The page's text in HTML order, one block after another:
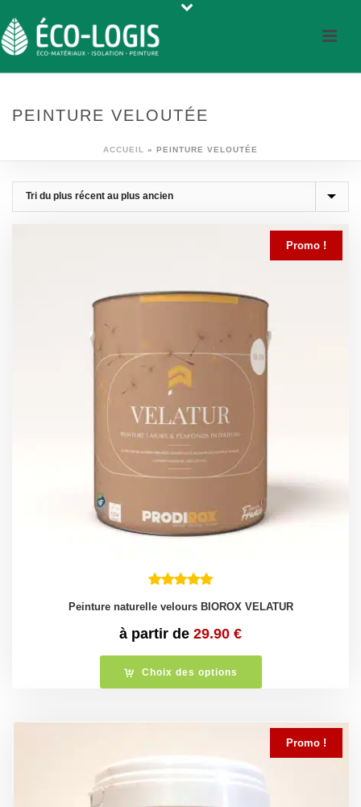
PEINTURE VELOUTÉE
ACCUEIL » PEINTURE VELOUTÉE
Promo !
Peinture naturelle velours BIOROX VELATUR
à partir de 29.90 €
Choix des options
Promo !